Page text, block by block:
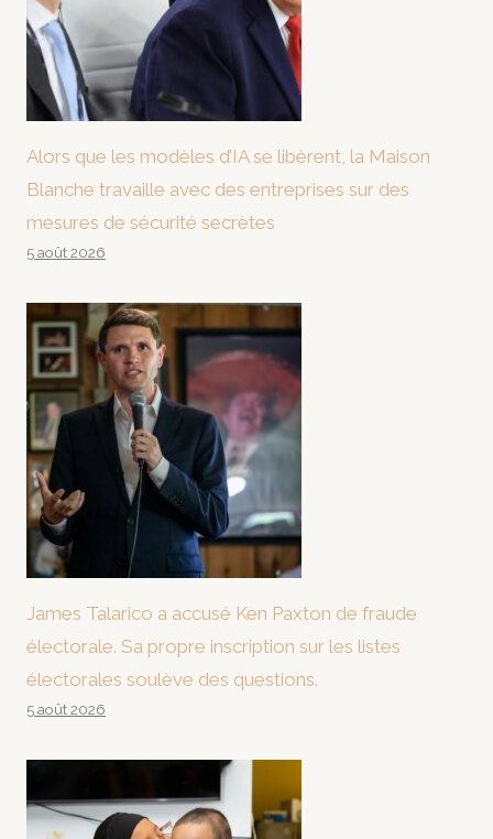
Alors que les modèles d’IA se libèrent, la Maison
Blanche travaille avec des entreprises sur des
mesures de sécurité secrètes
5 août 2026
James Talarico a accusé Ken Paxton de fraude
électorale. Sa propre inscription sur les listes
électorales soulève des questions.
5 août 2026